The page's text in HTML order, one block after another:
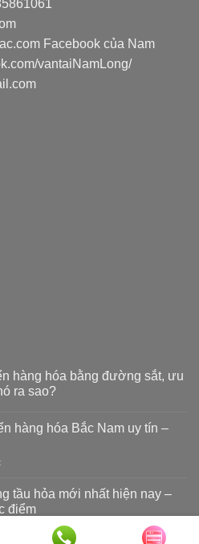
Facebook của Nam
vantaiNamLong/
hàng hóa bằng đường sắt, ưu
ra sao?
hàng hóa Bắc Nam uy tín –
vụ
vận
chuyển
tầu hỏa mới nhất hiện nay –
điểm